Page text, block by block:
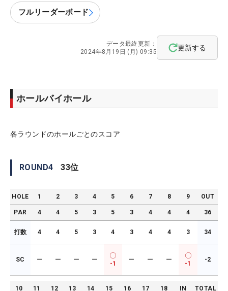
フルリーダーボード
データ最終更新：
2024年8月19日 (月) 09:35
更新する
ホールバイホール
各ラウンドのホールごとのスコア
ROUND4 33位
HOLE 1 2 3 4 5 6 7 8 9 OUT
PAR 4 4 5 3 5 3 4 4 4 36
打数 4 4 5 3 4 3 4 4 3 34
SC ー ー ー ー
-1
ー ー ー
-1
-2
10 11 12 13 14 15 16 17 18 IN TOTAL